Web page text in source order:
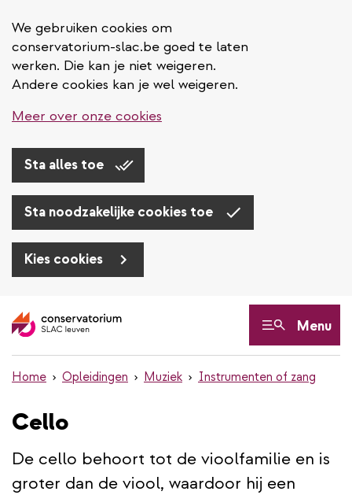
We gebruiken cookies om
conservatorium-slac.be goed te laten
werken. Die kan je niet weigeren.
Andere cookies kan je wel weigeren.
Meer over onze cookies
Sta alles toe
Sta noodzakelijke cookies toe
Kies cookies
en
inhoud
Menu
Home Opleidingen Muziek Instrumenten of zang
Cello
De cello behoort tot de vioolfamilie en is
groter dan de viool, waardoor hij een